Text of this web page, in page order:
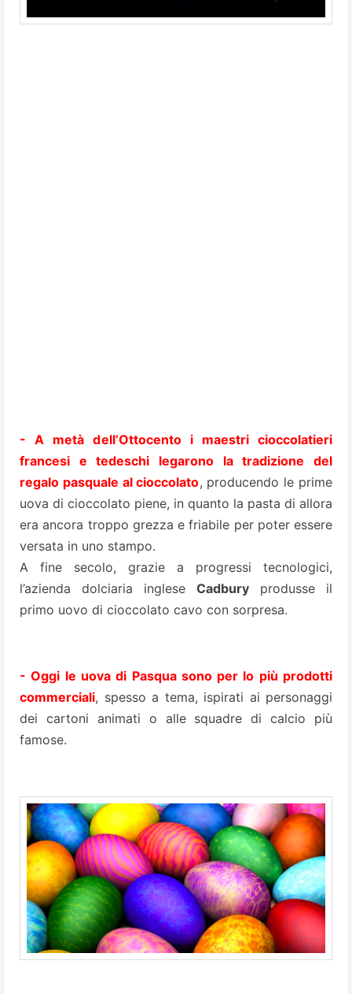
- A metà dell’Ottocento i maestri cioccolatieri
francesi e tedeschi legarono la tradizione del
regalo pasquale al cioccolato, producendo le prime
uova di cioccolato piene, in quanto la pasta di allora
era ancora troppo grezza e friabile per poter essere
versata in uno stampo.
A fine secolo, grazie a progressi tecnologici,
l’azienda dolciaria inglese Cadbury produsse il
primo uovo di cioccolato cavo con sorpresa.
- Oggi le uova di Pasqua sono per lo più prodotti
commerciali, spesso a tema, ispirati ai personaggi
dei cartoni animati o alle squadre di calcio più
famose.